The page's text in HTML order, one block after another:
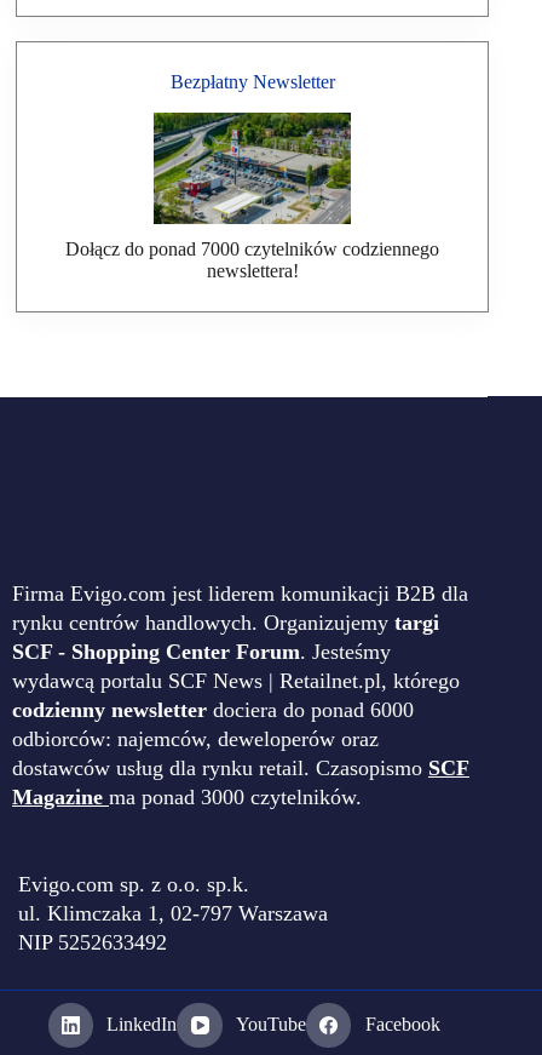
Bezpłatny Newsletter
Dołącz do ponad 7000 czytelników codziennego
newslettera!
Firma Evigo.com jest liderem komunikacji B2B dla
rynku centrów handlowych. Organizujemy targi
SCF - Shopping Center Forum. Jesteśmy
wydawcą portalu SCF News | Retailnet.pl, którego
codzienny newsletter dociera do ponad 6000
odbiorców: najemców, deweloperów oraz
dostawców usług dla rynku retail. Czasopismo SCF
Magazine ma ponad 3000 czytelników.
Evigo.com sp. z o.o. sp.k.
ul. Klimczaka 1, 02-797 Warszawa
NIP 5252633492
LinkedIn YouTube Facebook